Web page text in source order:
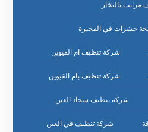
مراتب بالبخار
حشرات في الفجيرة
شركة تنظيف ام القيوين
شركة تنظيف بام القيوين
شركة تنظيف سجاد العين
شركة تنظيف في العين